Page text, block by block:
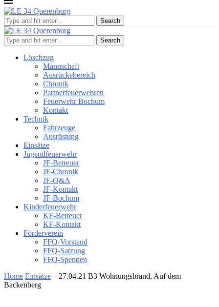
Search
Search
Löschzug
Mannschaft
Ausrückebereich
Chronik
Partnerfeuerwehren
Feuerwehr Bochum
Kontakt
Technik
Fahrzeuge
Ausrüstung
Einsätze
Jugendfeuerwehr
JF-Betreuer
JF-Chronik
JF-Q&A
JF-Kontakt
JF-Bochum
Kinderfeuerwehr
KF-Betreuer
KF-Kontakt
Förderverein
FFQ-Vorstand
FFQ-Satzung
FFQ-Spenden
Home Einsätze – 27.04.21 B3 Wohnungsbrand, Auf dem
Backenberg